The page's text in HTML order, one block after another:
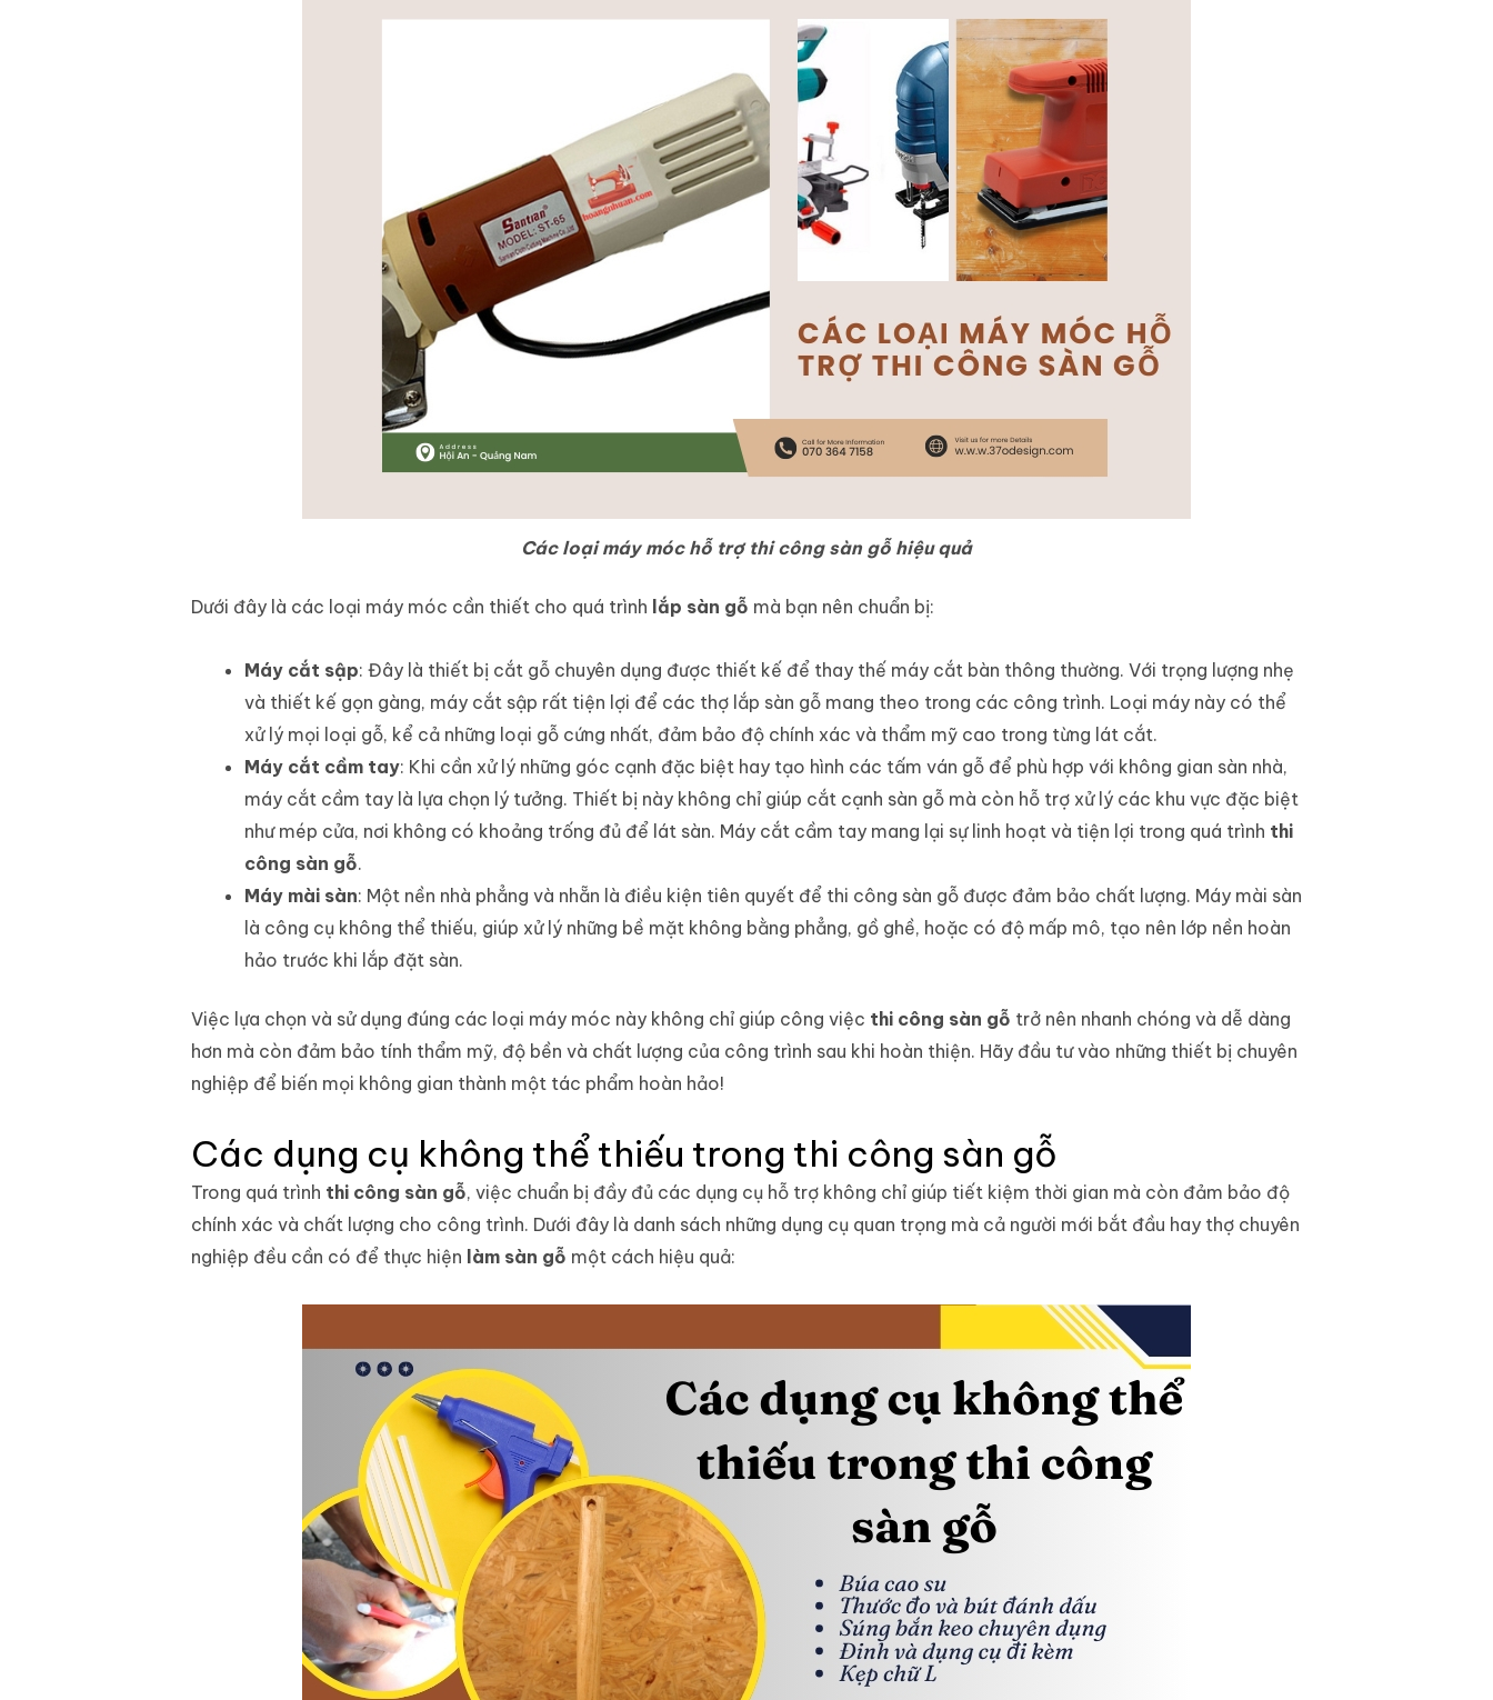
Các loại máy móc hỗ trợ thi công sàn gỗ hiệu quả
Dưới đây là các loại máy móc cần thiết cho quá trình lắp sàn gỗ mà bạn nên chuẩn bị:
Máy cắt sập: Đây là thiết bị cắt gỗ chuyên dụng được thiết kế để thay thế máy cắt bàn thông thường. Với trọng lượng nhẹ
và thiết kế gọn gàng, máy cắt sập rất tiện lợi để các thợ lắp sàn gỗ mang theo trong các công trình. Loại máy này có thể
xử lý mọi loại gỗ, kể cả những loại gỗ cứng nhất, đảm bảo độ chính xác và thẩm mỹ cao trong từng lát cắt.
Máy cắt cầm tay: Khi cần xử lý những góc cạnh đặc biệt hay tạo hình các tấm ván gỗ để phù hợp với không gian sàn nhà,
máy cắt cầm tay là lựa chọn lý tưởng. Thiết bị này không chỉ giúp cắt cạnh sàn gỗ mà còn hỗ trợ xử lý các khu vực đặc biệt
như mép cửa, nơi không có khoảng trống đủ để lát sàn. Máy cắt cầm tay mang lại sự linh hoạt và tiện lợi trong quá trình thi
công sàn gỗ.
Máy mài sàn: Một nền nhà phẳng và nhẵn là điều kiện tiên quyết để thi công sàn gỗ được đảm bảo chất lượng. Máy mài sàn
là công cụ không thể thiếu, giúp xử lý những bề mặt không bằng phẳng, gồ ghề, hoặc có độ mấp mô, tạo nên lớp nền hoàn
hảo trước khi lắp đặt sàn.
Việc lựa chọn và sử dụng đúng các loại máy móc này không chỉ giúp công việc thi công sàn gỗ trở nên nhanh chóng và dễ dàng
hơn mà còn đảm bảo tính thẩm mỹ, độ bền và chất lượng của công trình sau khi hoàn thiện. Hãy đầu tư vào những thiết bị chuyên
nghiệp để biến mọi không gian thành một tác phẩm hoàn hảo!
Các dụng cụ không thể thiếu trong thi công sàn gỗ
Trong quá trình thi công sàn gỗ, việc chuẩn bị đầy đủ các dụng cụ hỗ trợ không chỉ giúp tiết kiệm thời gian mà còn đảm bảo độ
chính xác và chất lượng cho công trình. Dưới đây là danh sách những dụng cụ quan trọng mà cả người mới bắt đầu hay thợ chuyên
nghiệp đều cần có để thực hiện làm sàn gỗ một cách hiệu quả: